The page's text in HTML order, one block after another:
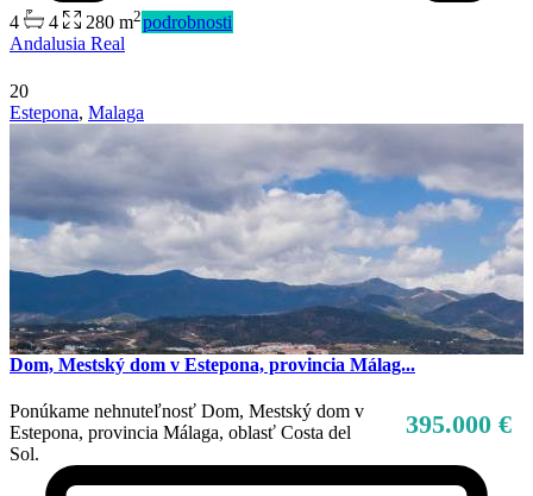
4 4 280 m2podrobnosti
Andalusia Real
20
Estepona, Malaga
Dom, Mestský dom v Estepona, provincia Málag...
395.000 €
Ponúkame nehnuteľnosť Dom, Mestský dom v
Estepona, provincia Málaga, oblasť Costa del
Sol.